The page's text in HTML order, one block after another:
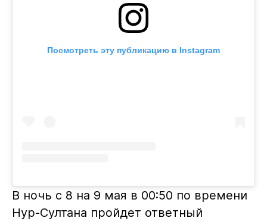
Посмотреть эту публикацию в Instagram
В ночь с 8 на 9 мая в 00:50 по времени
Нур-Султана пройдет ответный